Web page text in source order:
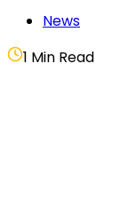
News
1 Min Read